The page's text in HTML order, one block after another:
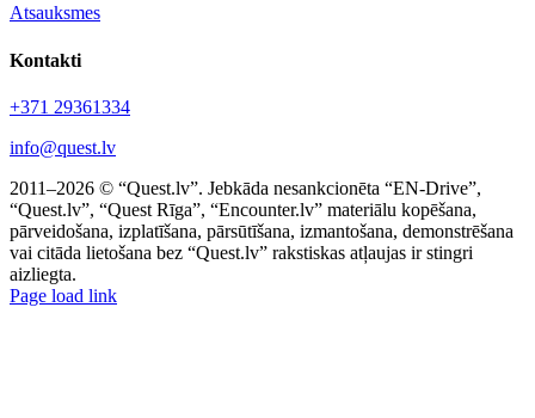
Atsauksmes
Kontakti
+371 29361334
info@quest.lv
2011–2026 © “Quest.lv”. Jebkāda nesankcionēta “EN-Drive”,
“Quest.lv”, “Quest Rīga”, “Encounter.lv” materiālu kopēšana,
pārveidošana, izplatīšana, pārsūtīšana, izmantošana, demonstrēšana
vai citāda lietošana bez “Quest.lv” rakstiskas atļaujas ir stingri
aizliegta.
Facebook
Instagram
Threads
X
Telegram
Page load link